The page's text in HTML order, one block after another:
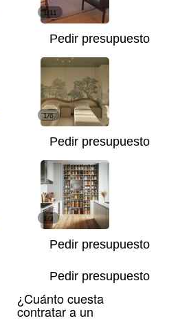
1/11
Pedir presupuesto
1/6
Pedir presupuesto
1/3
Pedir presupuesto
Pedir presupuesto
¿Cuánto cuesta
contratar a un